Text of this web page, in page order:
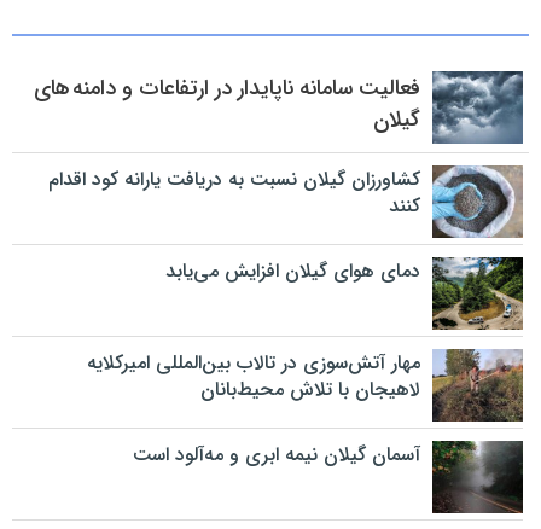
فعالیت سامانه ناپایدار در ارتفاعات و دامنه های
گیلان
کشاورزان گیلان نسبت به دریافت یارانه کود اقدام
کنند
دمای هوای گیلان افزایش می‌یابد
مهار آتش‌سوزی در تالاب بین‌المللی امیرکلایه
لاهیجان با تلاش محیط‌بانان
آسمان گیلان نیمه ابری و مه‌آلود است